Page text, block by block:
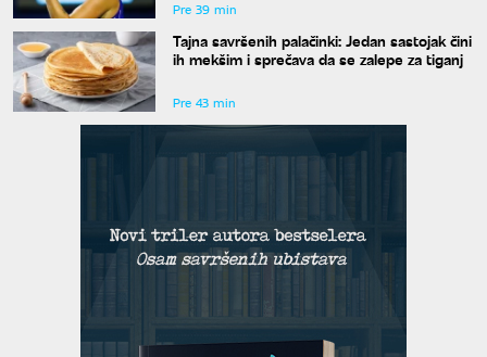
Pre 39 min
Tajna savršenih palačinki: Jedan sastojak čini
ih mekšim i sprečava da se zalepe za tiganj
Pre 43 min